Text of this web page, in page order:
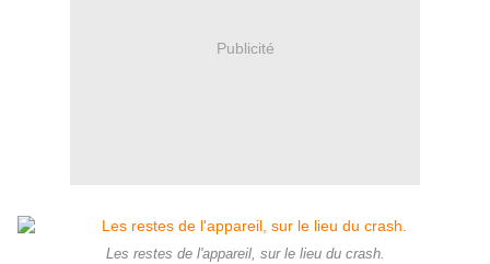
Publicité
Les restes de l'appareil, sur le lieu du crash.